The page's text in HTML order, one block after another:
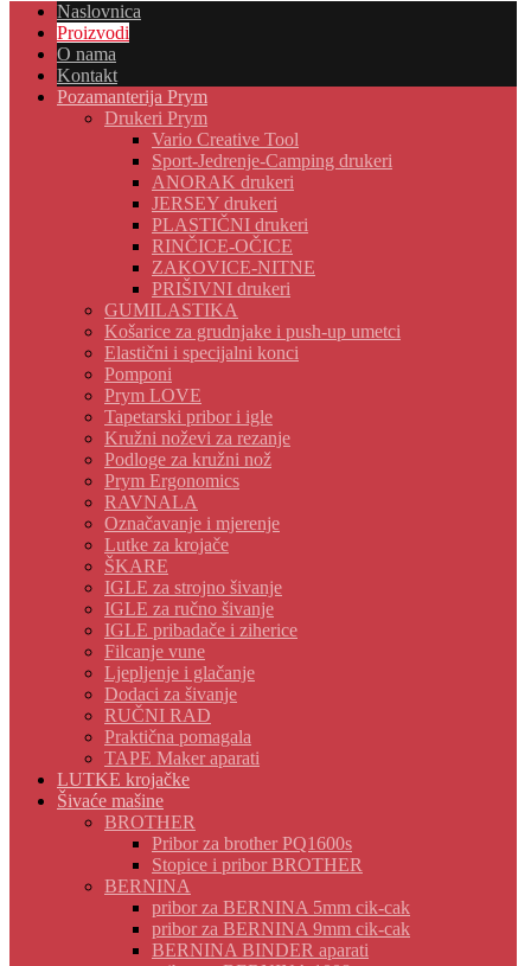
Naslovnica
Proizvodi
O nama
Kontakt
Pozamanterija Prym
Drukeri Prym
Vario Creative Tool
Sport-Jedrenje-Camping drukeri
ANORAK drukeri
JERSEY drukeri
PLASTIČNI drukeri
RINČICE-OČICE
ZAKOVICE-NITNE
PRIŠIVNI drukeri
GUMILASTIKA
Košarice za grudnjake i push-up umetci
Elastični i specijalni konci
Pomponi
Prym LOVE
Tapetarski pribor i igle
Kružni noževi za rezanje
Podloge za kružni nož
Prym Ergonomics
RAVNALA
Označavanje i mjerenje
Lutke za krojače
ŠKARE
IGLE za strojno šivanje
IGLE za ručno šivanje
IGLE pribadače i ziherice
Filcanje vune
Ljepljenje i glačanje
Dodaci za šivanje
RUČNI RAD
Praktična pomagala
TAPE Maker aparati
LUTKE krojačke
Šivaće mašine
BROTHER
Pribor za brother PQ1600s
Stopice i pribor BROTHER
BERNINA
pribor za BERNINA 5mm cik-cak
pribor za BERNINA 9mm cik-cak
BERNINA BINDER aparati